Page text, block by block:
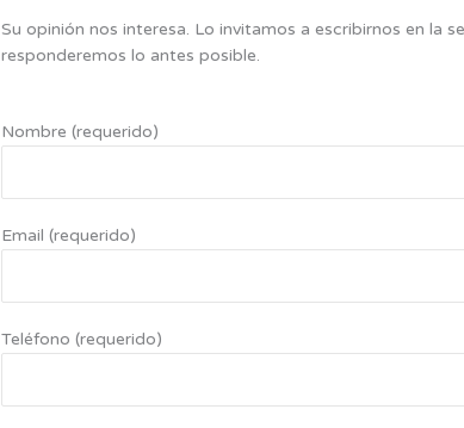
Su opinión nos interesa. Lo invitamos a escribirnos en la
responderemos lo antes posible.
Nombre (requerido)
Email (requerido)
Teléfono (requerido)